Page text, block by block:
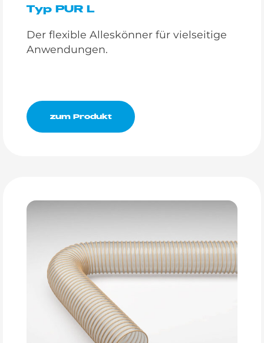
Typ PUR L
Der flexible Alleskönner für vielseitige
Anwendungen.
zum Produkt